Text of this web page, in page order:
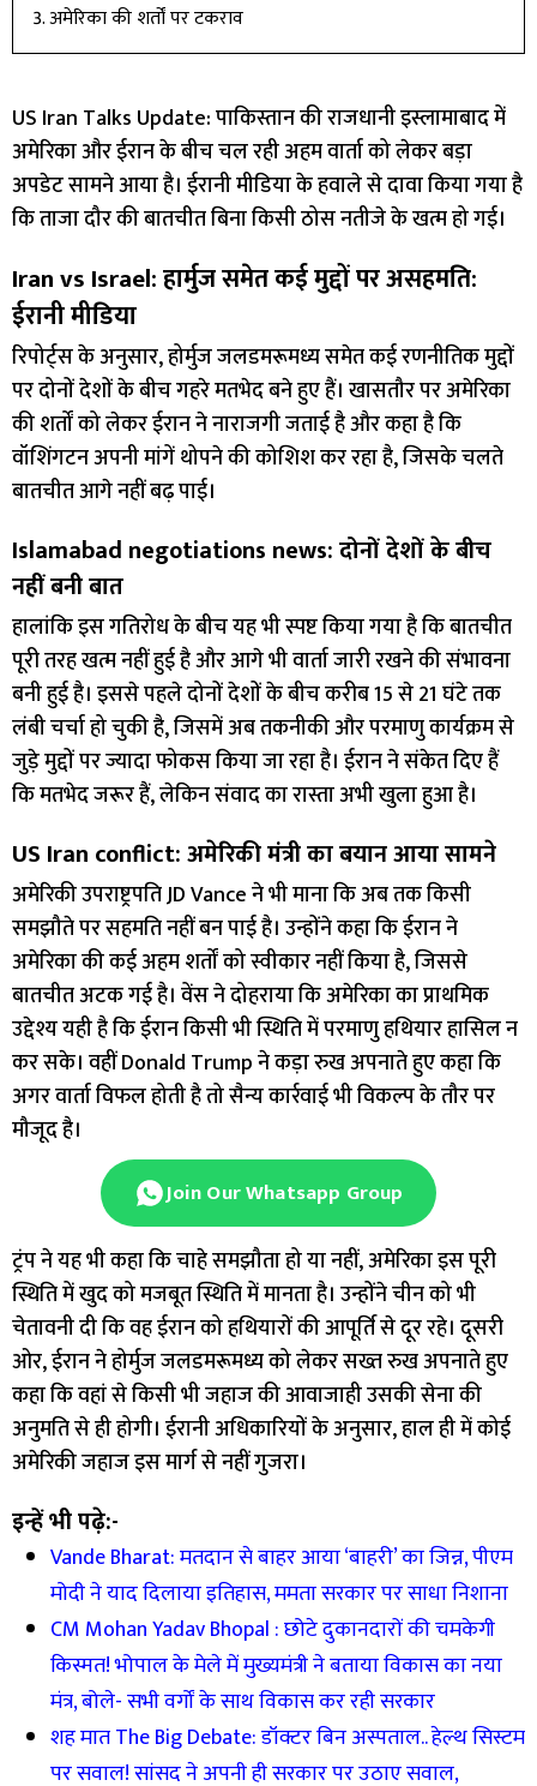
अमेरिका की शर्तों पर टकराव
US Iran Talks Update: पाकिस्तान की राजधानी इस्लामाबाद में
अमेरिका और ईरान के बीच चल रही अहम वार्ता को लेकर बड़ा
अपडेट सामने आया है। ईरानी मीडिया के हवाले से दावा किया गया है
कि ताजा दौर की बातचीत बिना किसी ठोस नतीजे के खत्म हो गई।
Iran vs Israel: हार्मुज समेत कई मुद्दों पर असहमति:
ईरानी मीडिया
रिपोर्ट्स के अनुसार, होर्मुज जलडमरूमध्य समेत कई रणनीतिक मुद्दों
पर दोनों देशों के बीच गहरे मतभेद बने हुए हैं। खासतौर पर अमेरिका
की शर्तों को लेकर ईरान ने नाराजगी जताई है और कहा है कि
वॉशिंगटन अपनी मांगें थोपने की कोशिश कर रहा है, जिसके चलते
बातचीत आगे नहीं बढ़ पाई।
Islamabad negotiations news: दोनों देशों के बीच
नहीं बनी बात
हालांकि इस गतिरोध के बीच यह भी स्पष्ट किया गया है कि बातचीत
पूरी तरह खत्म नहीं हुई है और आगे भी वार्ता जारी रखने की संभावना
बनी हुई है। इससे पहले दोनों देशों के बीच करीब 15 से 21 घंटे तक
लंबी चर्चा हो चुकी है, जिसमें अब तकनीकी और परमाणु कार्यक्रम से
जुड़े मुद्दों पर ज्यादा फोकस किया जा रहा है। ईरान ने संकेत दिए हैं
कि मतभेद जरूर हैं, लेकिन संवाद का रास्ता अभी खुला हुआ है।
US Iran conflict: अमेरिकी मंत्री का बयान आया सामने
अमेरिकी उपराष्ट्रपति JD Vance ने भी माना कि अब तक किसी
समझौते पर सहमति नहीं बन पाई है। उन्होंने कहा कि ईरान ने
अमेरिका की कई अहम शर्तों को स्वीकार नहीं किया है, जिससे
बातचीत अटक गई है। वेंस ने दोहराया कि अमेरिका का प्राथमिक
उद्देश्य यही है कि ईरान किसी भी स्थिति में परमाणु हथियार हासिल न
कर सके। वहीं Donald Trump ने कड़ा रुख अपनाते हुए कहा कि
अगर वार्ता विफल होती है तो सैन्य कार्रवाई भी विकल्प के तौर पर
मौजूद है।
Join Our Whatsapp Group
ट्रंप ने यह भी कहा कि चाहे समझौता हो या नहीं, अमेरिका इस पूरी
स्थिति में खुद को मजबूत स्थिति में मानता है। उन्होंने चीन को भी
चेतावनी दी कि वह ईरान को हथियारों की आपूर्ति से दूर रहे। दूसरी
ओर, ईरान ने होर्मुज जलडमरूमध्य को लेकर सख्त रुख अपनाते हुए
कहा कि वहां से किसी भी जहाज की आवाजाही उसकी सेना की
अनुमति से ही होगी। ईरानी अधिकारियों के अनुसार, हाल ही में कोई
अमेरिकी जहाज इस मार्ग से नहीं गुजरा।
इन्हें भी पढ़े:-
Vande Bharat: मतदान से बाहर आया ‘बाहरी’ का जिन्न, पीएम
मोदी ने याद दिलाया इतिहास, ममता सरकार पर साधा निशाना
CM Mohan Yadav Bhopal : छोटे दुकानदारों की चमकेगी
किस्मत! भोपाल के मेले में मुख्यमंत्री ने बताया विकास का नया
मंत्र, बोले- सभी वर्गों के साथ विकास कर रही सरकार
शह मात The Big Debate: डॉक्टर बिन अस्पताल.. हेल्थ सिस्टम
पर सवाल! सांसद ने अपनी ही सरकार पर उठाए सवाल,